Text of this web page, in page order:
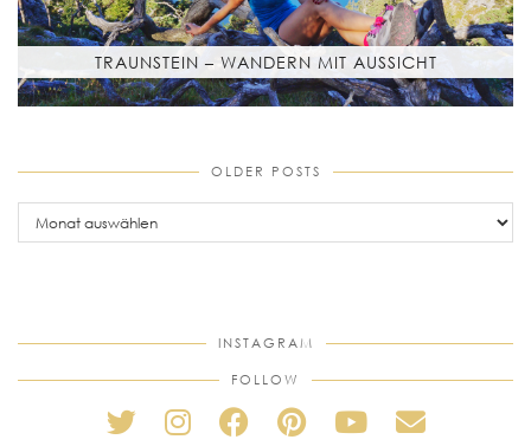
TRAUNSTEIN – WANDERN MIT AUSSICHT
OLDER POSTS
older
posts
INSTAGRAM
FOLLOW